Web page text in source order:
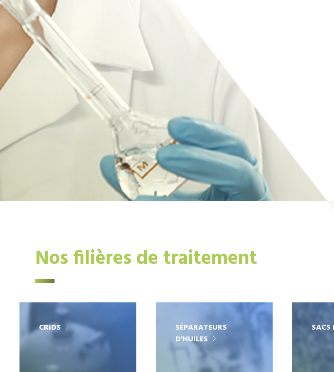
Nos filières de traitement
CRIDS
SÉPARATEURS
D'HUILES
SACS